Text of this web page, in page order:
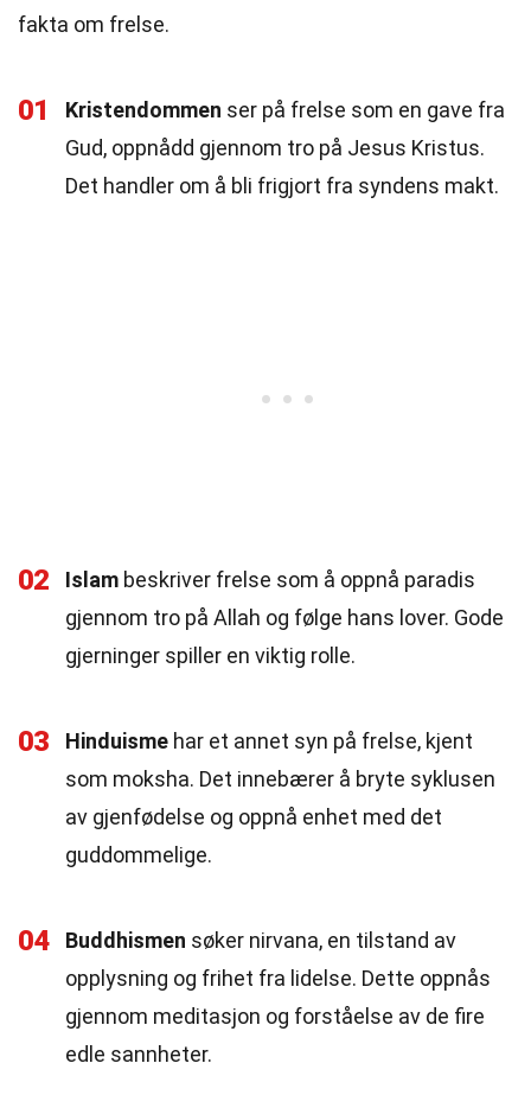
fakta om frelse.
01 Kristendommen ser på frelse som en gave fra
Gud, oppnådd gjennom tro på Jesus Kristus.
Det handler om å bli frigjort fra syndens makt.
02 Islam beskriver frelse som å oppnå paradis
gjennom tro på Allah og følge hans lover. Gode
gjerninger spiller en viktig rolle.
03 Hinduisme har et annet syn på frelse, kjent
som moksha. Det innebærer å bryte syklusen
av gjenfødelse og oppnå enhet med det
guddommelige.
04 Buddhismen søker nirvana, en tilstand av
opplysning og frihet fra lidelse. Dette oppnås
gjennom meditasjon og forståelse av de fire
edle sannheter.